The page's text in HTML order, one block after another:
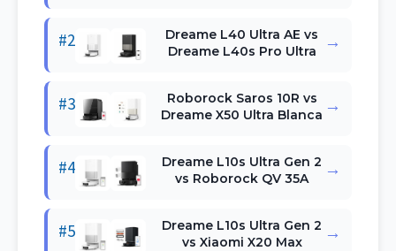
#2
Dreame L40 Ultra AE vs
Dreame L40s Pro Ultra
→
#3
Roborock Saros 10R vs
Dreame X50 Ultra Blanca →
#4
Dreame L10s Ultra Gen 2
vs Roborock QV 35A
→
#5
Dreame L10s Ultra Gen 2
vs Xiaomi X20 Max
→